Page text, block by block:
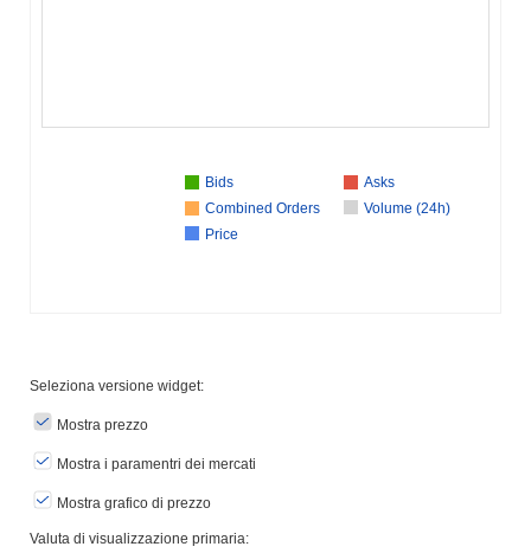
Bids
Asks
Combined Orders
Volume (24h)
Price
Seleziona versione widget:
Mostra prezzo
Mostra i paramentri dei mercati
Mostra grafico di prezzo
Valuta di visualizzazione primaria: